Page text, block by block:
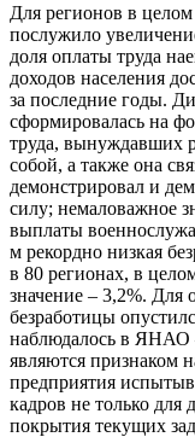
Для регионов в
послужило
доля оплаты труда
доходов населения
за последние годы.
сформировалась на
труда, вынуждавших
собой, а также она
демонстрировал и
силу; немаловажное
выплаты
м рекордно низкая
в 80 регионах, в
значение – 3,2%. Для
безработицы
наблюдалось в ЯНАО
являются признаком
предприятия
кадров не только для
покрытия текущих